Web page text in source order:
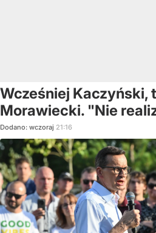
Wcześniej Kaczyński,
Morawiecki. "Nie
Dodano: wczoraj 21:16